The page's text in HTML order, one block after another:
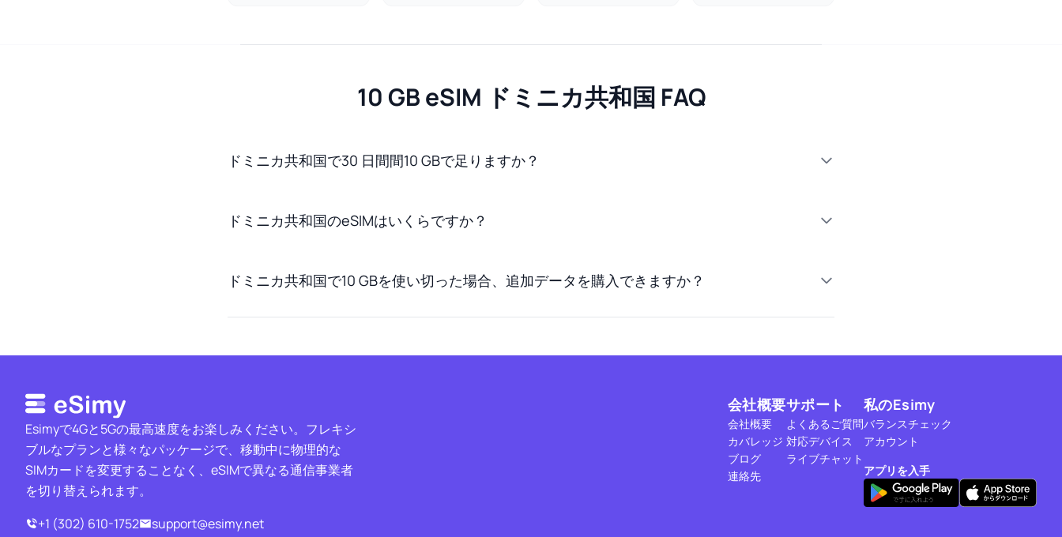
10 GB eSIM ドミニカ共和国 FAQ
ドミニカ共和国で30 日間間10 GBで足りますか？
ドミニカ共和国のeSIMはいくらですか？
ドミニカ共和国で10 GBを使い切った場合、追加データを購入できますか？
Esimyで4Gと5Gの最高速度をお楽しみください。フレキシ
ブルなプランと様々なパッケージで、移動中に物理的な
SIMカードを変更することなく、eSIMで異なる通信事業者
を切り替えられます。
+1 (302) 610-1752
support@esimy.net
会社概要
会社概要
カバレッジ
ブログ
連絡先
サポート
よくあるご質問
対応デバイス
ライブチャット
私のEsimy
バランスチェック
アカウント
アプリを入手